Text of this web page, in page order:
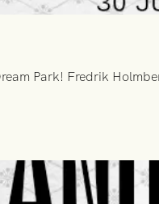
Park! Fredrik